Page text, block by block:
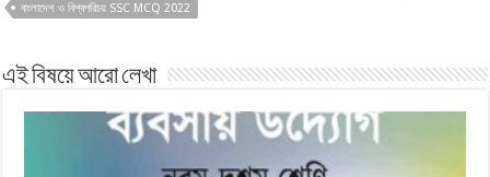
বাংলাদেশ ও বিশ্বপরিচয় SSC MCQ 2022
এই বিষয়ে আরো লেখা